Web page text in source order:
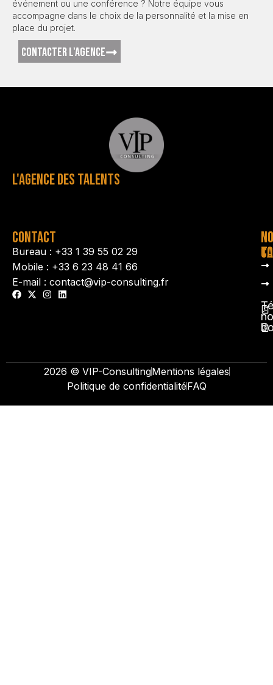
événement ou une conférence ? Notre équipe vous
accompagne dans le choix de la personnalité et la mise en
place du projet.
CONTACTER L'AGENCE
L'AGENCE DES TALENTS
CONTACT
Bureau : +33 1 39 55 02 29
Mobile : +33 6 23 48 41 66
E-mail : contact@vip-consulting.fr
2026 © VIP-ConsultingMentions légales
Politique de confidentialitéFAQ